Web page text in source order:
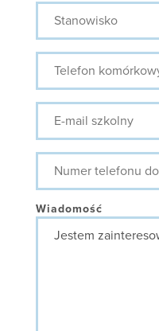
Stanowisko
Telefon
komórkowy
E-
mail
szkolny
Numer
telefonu
do
Wiadomość